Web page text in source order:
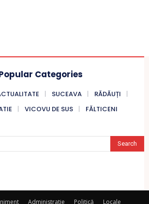
Categories
SUCEAVA
RĂDĂUȚI
VICOVU DE SUS FĂLTICENI
Search
Administratie Politică Locale